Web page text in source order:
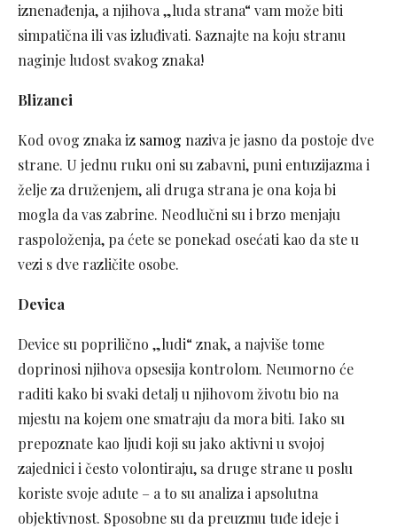
iznenađenja, a njihova „luda strana“ vam može biti
simpatična ili vas izluđivati. Saznajte na koju stranu
naginje ludost svakog znaka!
Blizanci
Kod ovog znaka iz samog naziva je jasno da postoje dve
strane. U jednu ruku oni su zabavni, puni entuzijazma i
želje za druženjem, ali druga strana je ona koja bi
mogla da vas zabrine. Neodlučni su i brzo menjaju
raspoloženja, pa ćete se ponekad osećati kao da ste u
vezi s dve različite osobe.
Devica
Device su poprilično „ludi“ znak, a najviše tome
doprinosi njihova opsesija kontrolom. Neumorno će
raditi kako bi svaki detalj u njihovom životu bio na
mjestu na kojem one smatraju da mora biti. Iako su
prepoznate kao ljudi koji su jako aktivni u svojoj
zajednici i često volontiraju, sa druge strane u poslu
koriste svoje adute – a to su analiza i apsolutna
objektivnost. Sposobne su da preuzmu tuđe ideje i